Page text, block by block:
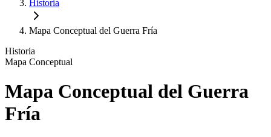
Historia
Mapa Conceptual del Guerra Fría
Historia
Mapa Conceptual
Mapa Conceptual del Guerra
Fría